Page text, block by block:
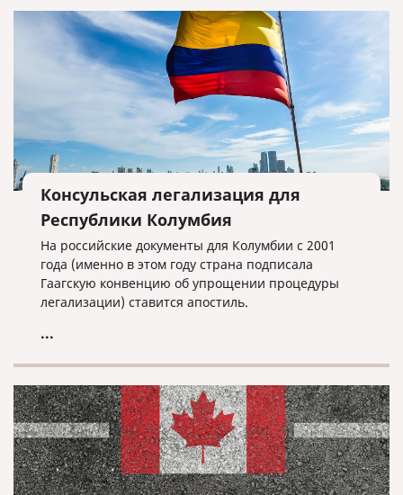
Консульская легализация для
Республики Колумбия
На российские документы для Колумбии с 2001
года (именно в этом году страна подписала
Гаагскую конвенцию об упрощении процедуры
легализации) ставится апостиль.
...